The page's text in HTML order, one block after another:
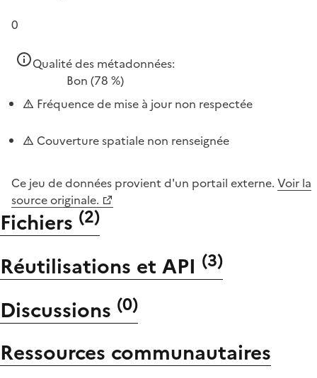
0
Qualité des métadonnées:
Bon (78 %)
Fréquence de mise à jour non respectée
Couverture spatiale non renseignée
Ce jeu de données provient d'un portail externe. Voir la
source originale.
Fichiers (2)
Réutilisations et API (3)
Discussions (0)
Ressources communautaires